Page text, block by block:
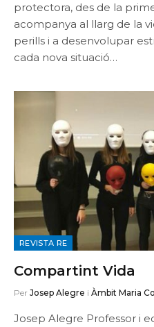
protectora, des de la
acompanya al llarg de la
perills i a desenvolupar
cada nova situació…
REVISTA RE
Compartint Vida
Per Josep Alegre i Àmbit Maria
Josep Alegre Professor i